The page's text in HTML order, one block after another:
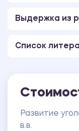
Выдержка из
Список
Развитие
в.в.